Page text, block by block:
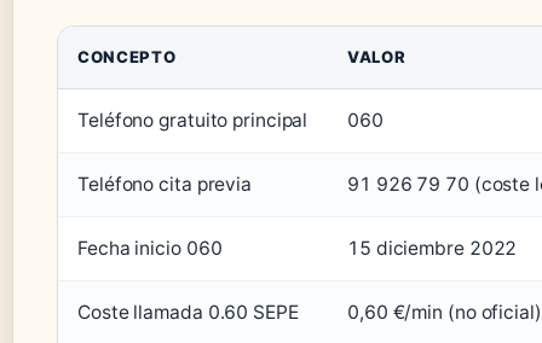
Datos clave sobre los teléfonos del SEPE
CONCEPTO VALOR
Teléfono gratuito principal 060
Teléfono cita previa 91 926 79 70 (coste
Fecha inicio 060 15 diciembre 2022
Coste llamada 0.60 SEPE 0,60 €/min (no oficial)